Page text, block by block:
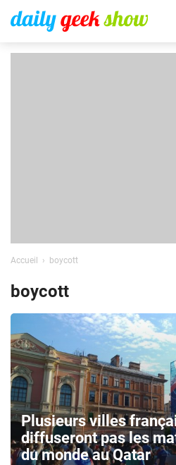
Accueil boycott
boycott
Plusieurs villes
diffuseront pas les
du monde au Qatar